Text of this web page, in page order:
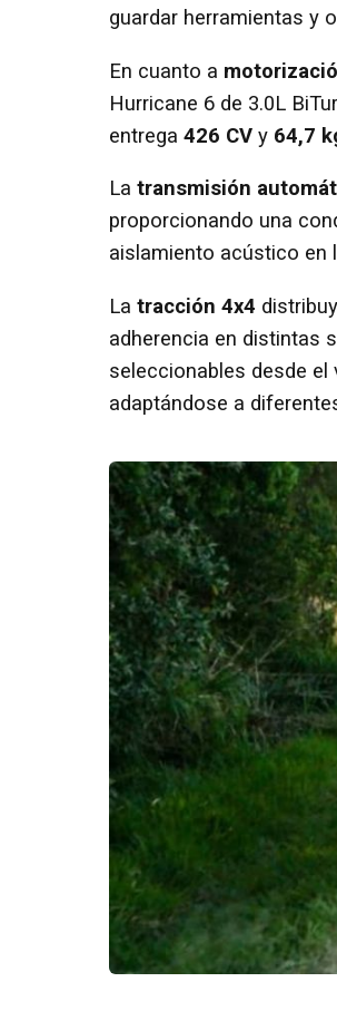
guardar herramientas y
En cuanto a
Hurricane 6 de 3.0L
entrega 426 CV y 64,7
La transmisión
proporcionando una
aislamiento acústico en
La tracción 4x4
adherencia en distintas
seleccionables desde el
adaptándose a